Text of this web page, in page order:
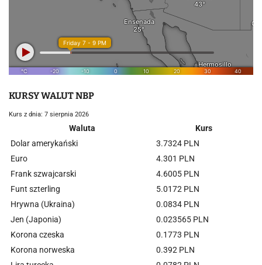
KURSY WALUT NBP
Kurs z dnia: 7 sierpnia 2026
Waluta
Kurs
Dolar amerykański
3.7324 PLN
Euro
4.301 PLN
Frank szwajcarski
4.6005 PLN
Funt szterling
5.0172 PLN
Hrywna (Ukraina)
0.0834 PLN
Jen (Japonia)
0.023565 PLN
Korona czeska
0.1773 PLN
Korona norweska
0.392 PLN